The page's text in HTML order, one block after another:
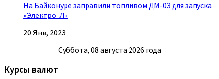
На Байконуре заправили топливом ДМ-03 для запуска
«Электро-Л»
20 Янв, 2023
Суббота, 08 августа 2026 года
Курсы валют